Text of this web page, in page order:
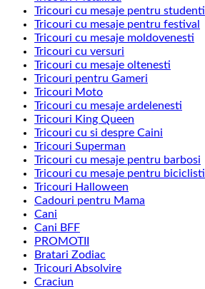
Tricouri cu mesaje pentru studenti
Tricouri cu mesaje pentru festival
Tricouri cu mesaje moldovenesti
Tricouri cu versuri
Tricouri cu mesaje oltenesti
Tricouri pentru Gameri
Tricouri Moto
Tricouri cu mesaje ardelenesti
Tricouri King Queen
Tricouri cu si despre Caini
Tricouri Superman
Tricouri cu mesaje pentru barbosi
Tricouri cu mesaje pentru biciclisti
Tricouri Halloween
Cadouri pentru Mama
Cani
Cani BFF
PROMOTII
Bratari Zodiac
Tricouri Absolvire
Craciun